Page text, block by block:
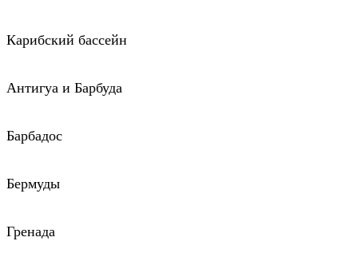
Карибский бассейн
Антигуа и Барбуда
Барбадос
Бермуды
Гренада